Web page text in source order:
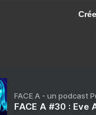
FACE A - un podcast
FACE A #30 :